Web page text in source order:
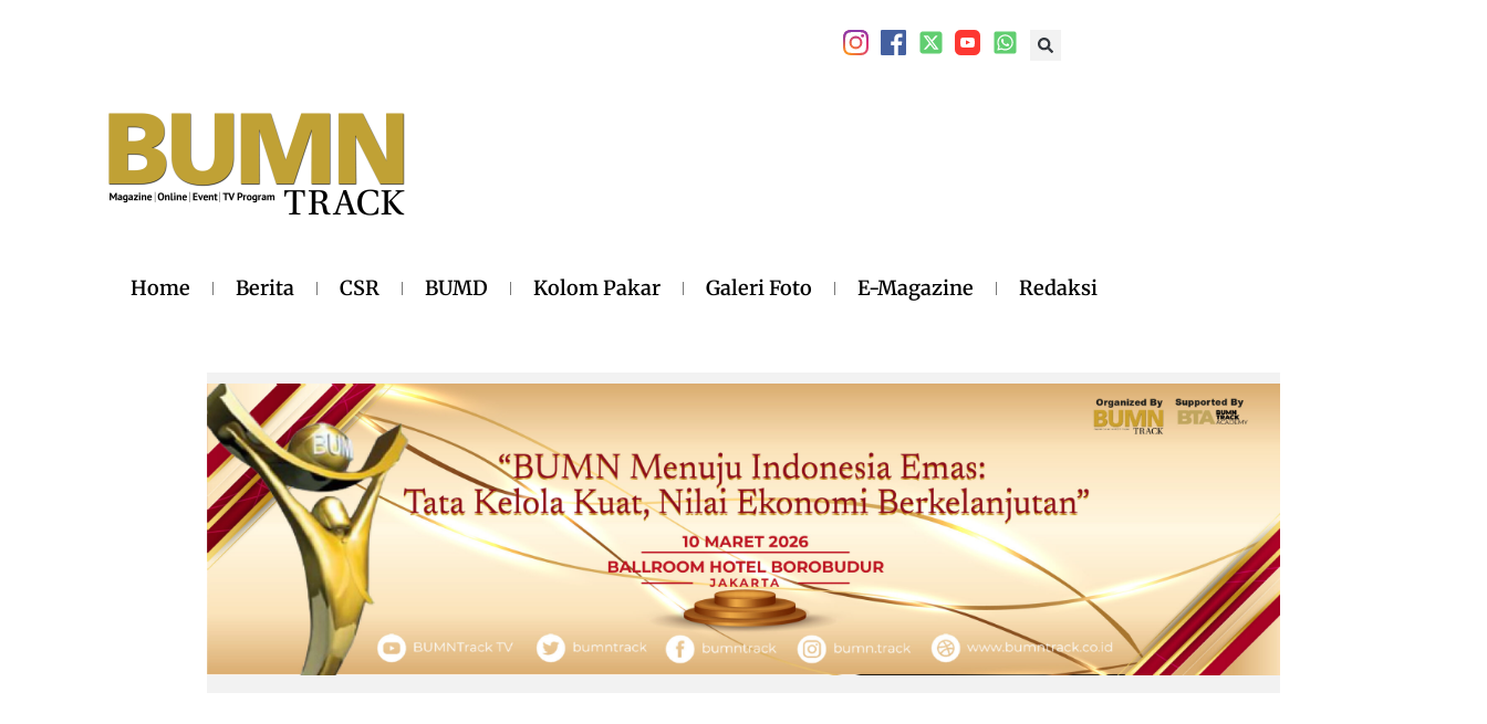
Home Berita CSR BUMD Kolom Pakar Galeri Foto E-Magazine Redaksi